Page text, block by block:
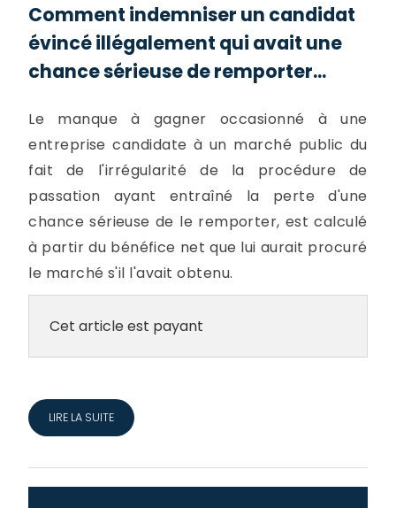
Comment indemniser un candidat
évincé illégalement qui avait une
chance sérieuse de remporter...
Le manque à gagner occasionné à une
entreprise candidate à un marché public du
fait de l'irrégularité de la procédure de
passation ayant entraîné la perte d'une
chance sérieuse de le remporter, est calculé
à partir du bénéfice net que lui aurait procuré
le marché s'il l'avait obtenu.
Cet article est payant
LIRE LA SUITE